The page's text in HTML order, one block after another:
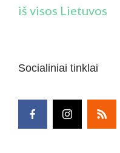
iš visos Lietuvos
Socialiniai tinklai